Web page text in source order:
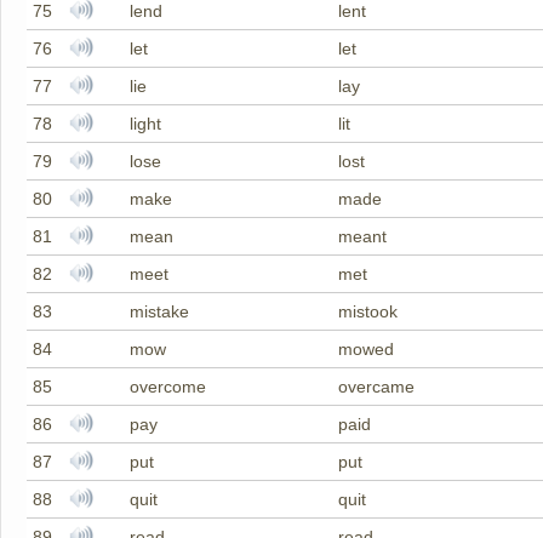
75
lend
lent
76
let
let
77
lie
lay
78
light
lit
79
lose
lost
80
make
made
81
mean
meant
82
meet
met
83
mistake
mistook
84
mow
mowed
85
overcome
overcame
86
pay
paid
87
put
put
88
quit
quit